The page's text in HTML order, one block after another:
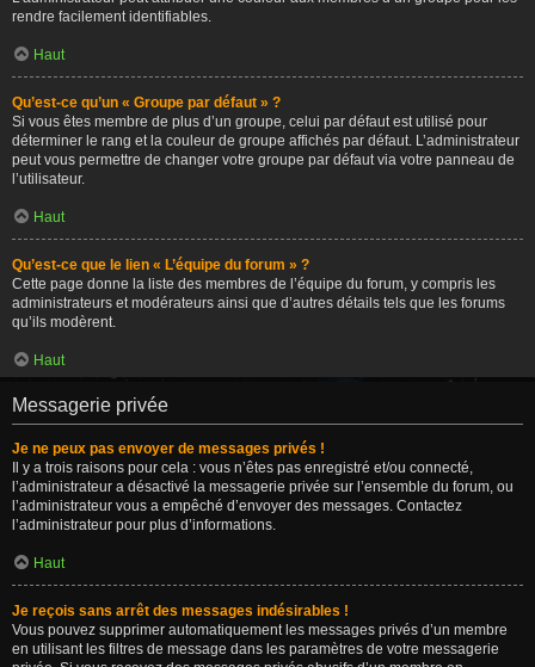
rendre facilement identifiables.
Haut
Qu’est-ce qu’un « Groupe par défaut » ?
Si vous êtes membre de plus d’un groupe, celui par défaut est utilisé pour
déterminer le rang et la couleur de groupe affichés par défaut. L’administrateur
peut vous permettre de changer votre groupe par défaut via votre panneau de
l’utilisateur.
Haut
Qu’est-ce que le lien « L’équipe du forum » ?
Cette page donne la liste des membres de l’équipe du forum, y compris les
administrateurs et modérateurs ainsi que d’autres détails tels que les forums
qu’ils modèrent.
Haut
Messagerie privée
Je ne peux pas envoyer de messages privés !
Il y a trois raisons pour cela : vous n’êtes pas enregistré et/ou connecté,
l’administrateur a désactivé la messagerie privée sur l’ensemble du forum, ou
l’administrateur vous a empêché d’envoyer des messages. Contactez
l’administrateur pour plus d’informations.
Haut
Je reçois sans arrêt des messages indésirables !
Vous pouvez supprimer automatiquement les messages privés d’un membre
en utilisant les filtres de message dans les paramètres de votre messagerie